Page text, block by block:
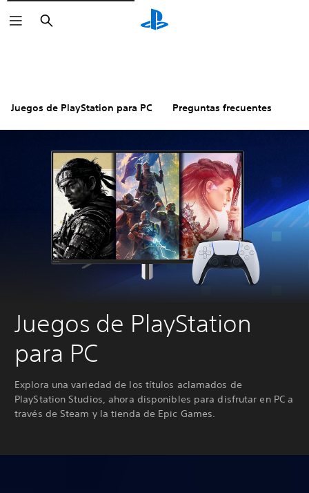
Buscar
Juegos de PlayStation para PC Preguntas frecuentes
Juegos de PlayStation
para PC
Explora una variedad de los títulos aclamados de
PlayStation Studios, ahora disponibles para disfrutar en PC a
través de Steam y la tienda de Epic Games.